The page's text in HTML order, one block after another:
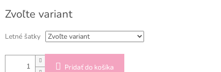
cena:
Zvoľte variant
Letné šatky
Pridať do košíka